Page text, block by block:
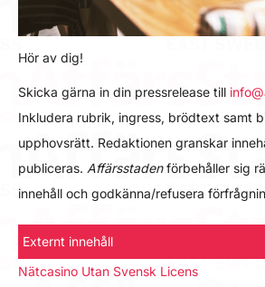
Hör av dig!
Skicka gärna in din pressrelease till
Inkludera rubrik, ingress, brödtext samt
upphovsrätt. Redaktionen granskar
publiceras. Affärsstadenförbehåller sig
innehåll och godkänna/refusera
Externt innehåll
Nätcasino Utan Svensk Licens